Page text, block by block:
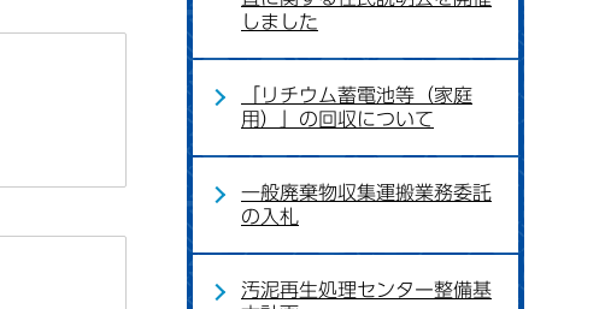
しました
「リチウム蓄電池等（家庭
用）」の回収について
一般廃棄物収集運搬業務委託
の入札
汚泥再生処理センター整備基